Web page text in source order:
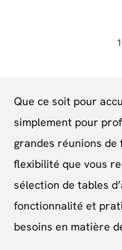
Que ce soit pour
simplement pour
grandes réunions de
flexibilité que vous
sélection de tables
fonctionnalité et
besoins en matière